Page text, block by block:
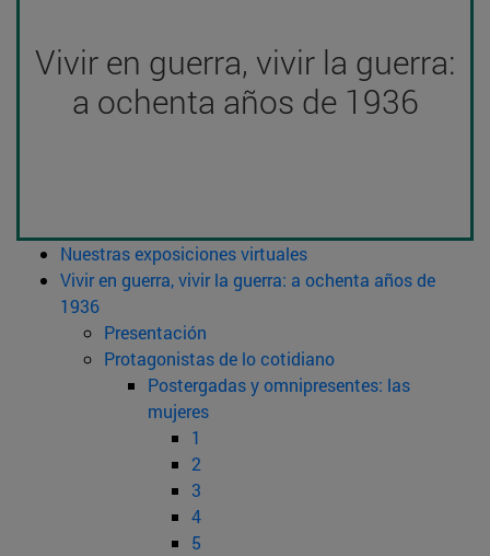
Vivir en guerra, vivir la guerra:
a ochenta años de 1936
Nuestras exposiciones virtuales
Vivir en guerra, vivir la guerra: a ochenta años de
1936
Presentación
Protagonistas de lo cotidiano
Postergadas y omnipresentes: las
mujeres
1
2
3
4
5